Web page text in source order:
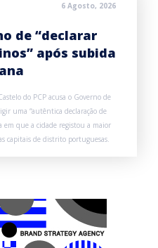
6 Agosto, 2026
de “declarar
após subida
do PCP acusa o Governo de
uma “autêntica declaração de
que a cidade registou a maior
capitais de distrito portuguesas.